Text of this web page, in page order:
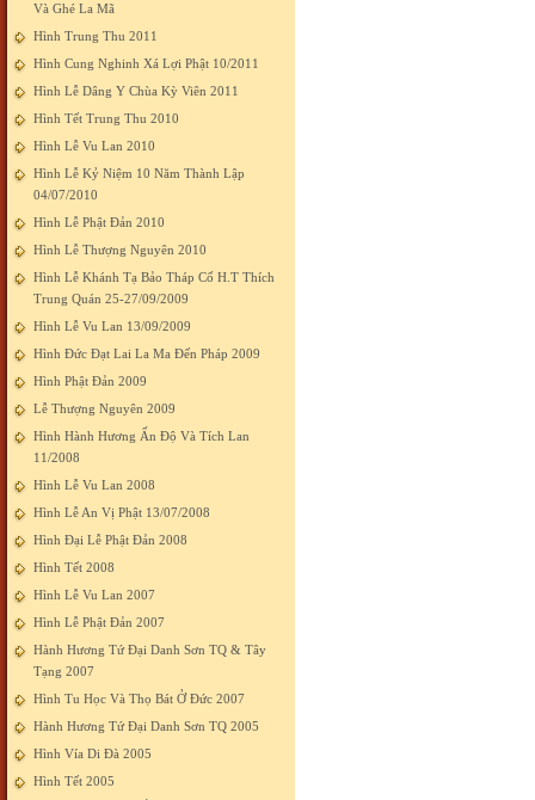
Và Ghé La Mã
Hình Trung Thu 2011
Hình Cung Nghinh Xá Lợi Phật 10/2011
Hình Lễ Dâng Y Chùa Kỳ Viên 2011
Hình Tết Trung Thu 2010
Hình Lễ Vu Lan 2010
Hình Lễ Kỷ Niệm 10 Năm Thành Lập
04/07/2010
Hình Lễ Phật Đản 2010
Hình Lễ Thượng Nguyên 2010
Hình Lễ Khánh Tạ Bảo Tháp Cố H.T Thích
Trung Quán 25-27/09/2009
Hình Lễ Vu Lan 13/09/2009
Hình Đức Đạt Lai La Ma Đến Pháp 2009
Hình Phật Đản 2009
Lễ Thượng Nguyên 2009
Hình Hành Hương Ấn Độ Và Tích Lan
11/2008
Hình Lễ Vu Lan 2008
Hình Lễ An Vị Phật 13/07/2008
Hình Đại Lễ Phật Đản 2008
Hình Tết 2008
Hình Lễ Vu Lan 2007
Hình Lễ Phật Đản 2007
Hành Hương Tứ Đại Danh Sơn TQ & Tây
Tạng 2007
Hình Tu Học Và Thọ Bát Ở Đức 2007
Hành Hương Tứ Đại Danh Sơn TQ 2005
Hình Vía Di Đà 2005
Hình Tết 2005